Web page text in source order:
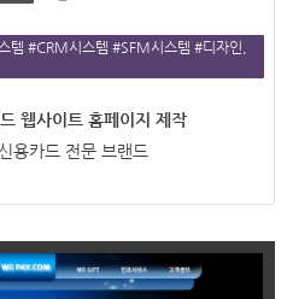
템 #CRM시스템 #SFM시스템 #디자인,
웹사이트 홈페이지 제작
용카드 전문 브랜드